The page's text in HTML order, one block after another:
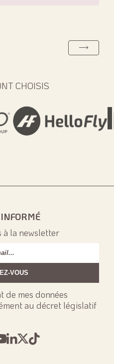
CHOISIS
à la newsletter
de mes données
au décret législatif